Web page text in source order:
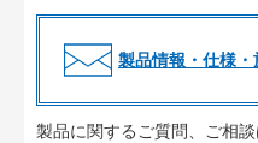
製品情報・仕様・
製品に関するご質問、ご相